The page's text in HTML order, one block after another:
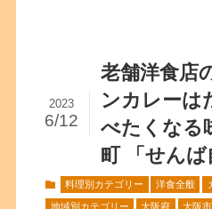
老舗洋食店
ンカレーは
べたくなる
町 「せんば
2023
6/12
料理別カテゴリー 洋食全般
地域別カテゴリー 大阪府 大阪